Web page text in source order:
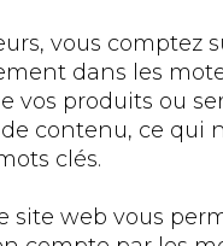
vous comptez
dans les
vos produits ou
contenu, ce qui
clés.
site web vous